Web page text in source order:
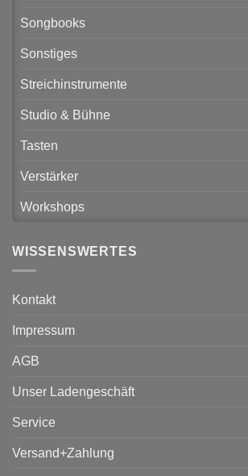
Songbooks
Sonstiges
Streichinstrumente
Studio & Bühne
Tasten
Verstärker
Workshops
WISSENSWERTES
Kontakt
Impressum
AGB
Unser Ladengeschäft
Service
Versand+Zahlung